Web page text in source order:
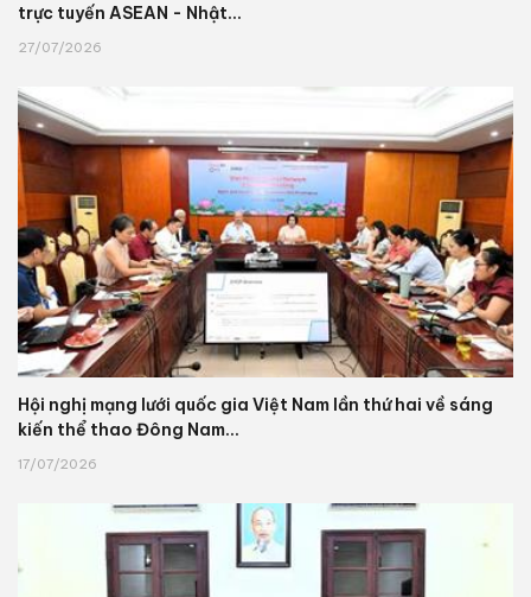
trực tuyến ASEAN - Nhật...
27/07/2026
Hội nghị mạng lưới quốc gia Việt Nam lần thứ hai về sáng
kiến thể thao Đông Nam...
17/07/2026